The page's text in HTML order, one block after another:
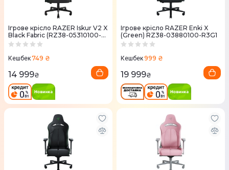
Ігрове крісло RAZER Iskur V2 X
Black Fabric (RZ38-05310100-
R3G1)
Кешбек749 ₴
14 999₴
Ігрове крісло RAZER Enki X
(Green) RZ38-03880100-R3G1
Кешбек999 ₴
19 999₴